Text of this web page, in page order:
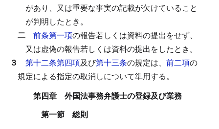
があり、又は重要な事実の記載が欠けていること
が判明したとき。
二 前条第一項の報告若しくは資料の提出をせず、
又は虚偽の報告若しくは資料の提出をしたとき。
３ 第十二条第四項及び第十三条の規定は、 前二項の
規定による指定の取消しについて準用する。
第四章 外国法事務弁護士の登録及び業務
第一節 総則